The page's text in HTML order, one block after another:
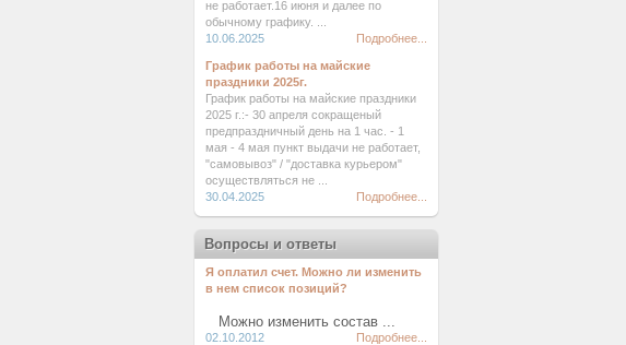
не работает.16 июня и далее по
обычному графику. ...
10.06.2025
Подробнее...
График работы на майские
праздники 2025г.
График работы на майские праздники
2025 г.:- 30 апреля сокращеный
предпраздничный день на 1 час. - 1
мая - 4 мая пункт выдачи не работает,
"самовывоз" / "доставка курьером"
осуществляться не ...
30.04.2025
Подробнее...
Вопросы и ответы
Я оплатил счет. Можно ли изменить
в нем список позиций?
Можно изменить состав ...
02.10.2012 Подробнее...